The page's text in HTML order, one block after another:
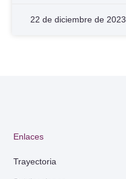
22 de diciembre de 2023
Enlaces
Trayectoria